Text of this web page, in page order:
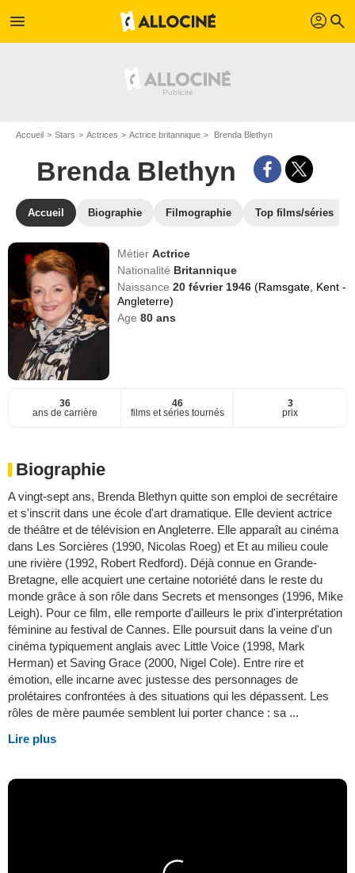
menu profil search
Accueil Stars Actrices Actrice britannique Brenda Blethyn
Brenda Blethyn
Accueil Biographie Filmographie Top films/séries
MétierActrice
Nationalité Britannique
Naissance20 février 1946(Ramsgate, Kent -
Angleterre)
Age80 ans
36
ans de carrière
46
films et séries tournés
3
prix
Biographie
A vingt-sept ans, Brenda Blethyn quitte son emploi de secrétaire
et s'inscrit dans une école d'art dramatique. Elle devient actrice
de théâtre et de télévision en Angleterre. Elle apparaît au cinéma
dans Les Sorcières (1990, Nicolas Roeg) et Et au milieu coule
une rivière (1992, Robert Redford). Déjà connue en Grande-
Bretagne, elle acquiert une certaine notoriété dans le reste du
monde grâce à son rôle dans Secrets et mensonges (1996, Mike
Leigh). Pour ce film, elle remporte d'ailleurs le prix d'interprétation
féminine au festival de Cannes. Elle poursuit dans la veine d'un
cinéma typiquement anglais avec Little Voice (1998, Mark
Herman) et Saving Grace (2000, Nigel Cole). Entre rire et
émotion, elle incarne avec justesse des personnages de
prolétaires confrontées à des situations qui les dépassent. Les
rôles de mère paumée semblent lui porter chance : sa ...
Lire plus